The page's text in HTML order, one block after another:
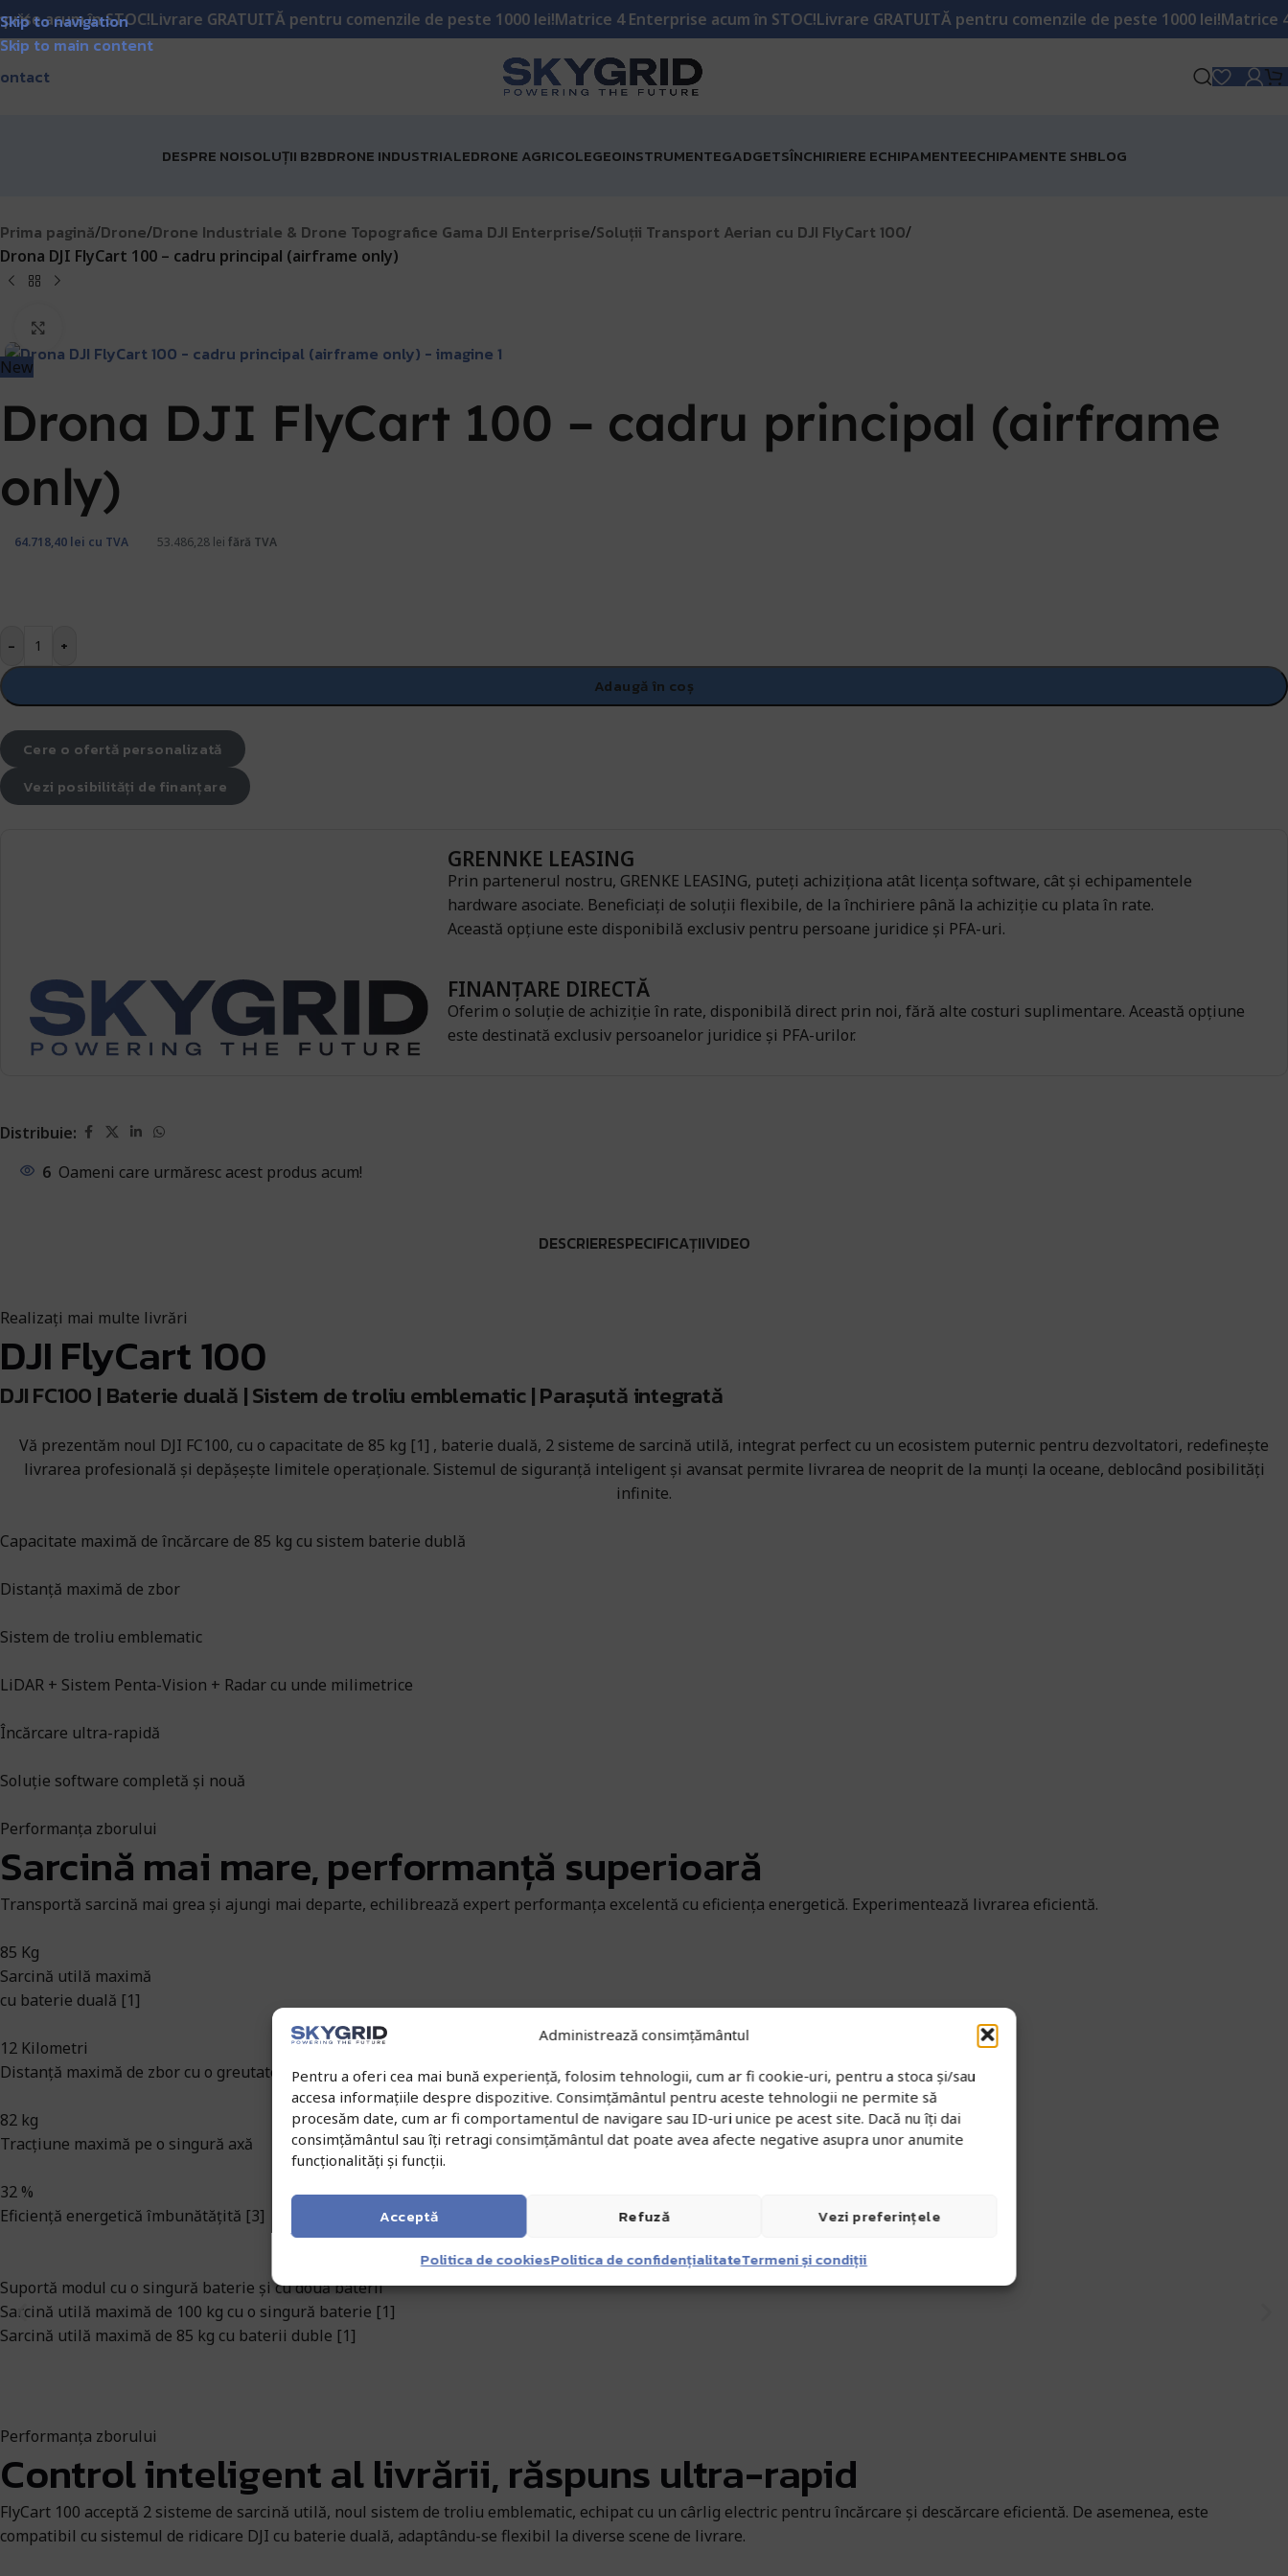
Administrează consimțământul
Pentru a oferi cea mai bună experiență, folosim tehnologii, cum ar fi cookie-uri, pentru a stoca și/sau
accesa informațiile despre dispozitive. Consimțământul pentru aceste tehnologii ne permite să
procesăm date, cum ar fi comportamentul de navigare sau ID-uri unice pe acest site. Dacă nu îți dai
consimțământul sau îți retragi consimțământul dat poate avea afecte negative asupra unor anumite
funcționalități și funcții.
Acceptă Refuză
Vezi preferințele
Politica de cookiesPolitica de confidențialitateTermeni și condiții
Skip to navigation
Skip to main content
GRATUITĂ pentru comenzile de peste 1000 lei!Matrice 4 Enterprise acum în STOC!Livrare GRATUITĂ pentru comenzile de peste 1000 lei!Matrice 4 Enterprise acum în
DESPRE NOISOLUȚII B2BDRONE INDUSTRIALEDRONE AGRICOLEGEOINSTRUMENTEGADGETSÎNCHIRIERE ECHIPAMENTEECHIPAMENTE SHBLOG
Prima pagină/Drone/Drone Industriale & Drone Topografice Gama DJI Enterprise/Soluții Transport Aerian cu DJI FlyCart 100/
Drona DJI FlyCart 100 – cadru principal (airframe only)
New
Drona DJI FlyCart 100 – cadru principal (airframe
only)
53.486,28 lei fără TVA
64.718,40 lei cu TVA
-
+
Adaugă în coș
Cere o ofertă personalizată
Vezi posibilități de finanțare
GRENNKE LEASING
Prin partenerul nostru, GRENKE LEASING, puteți achiziționa atât licența software, cât și echipamentele
hardware asociate. Beneficiați de soluții flexibile, de la închiriere până la achiziție cu plata în rate.
Această opțiune este disponibilă exclusiv pentru persoane juridice și PFA-uri.
FINANȚARE DIRECTĂ
Oferim o soluție de achiziție în rate, disponibilă direct prin noi, fără alte costuri suplimentare. Această opțiune
este destinată exclusiv persoanelor juridice și PFA-urilor.
Distribuie:
6 Oameni care urmăresc acest produs acum!
DESCRIERESPECIFICAȚIIVIDEO
Realizați mai multe livrări
DJI FlyCart 100
DJI FC100 | Baterie duală | Sistem de troliu emblematic | Parașută integrată
Vă prezentăm noul DJI FC100, cu o capacitate de 85 kg [1] , baterie duală, 2 sisteme de sarcină utilă, integrat perfect cu un ecosistem puternic pentru dezvoltatori, redefinește
livrarea profesională și depășește limitele operaționale. Sistemul de siguranță inteligent și avansat permite livrarea de neoprit de la munți la oceane, deblocând posibilități
infinite.
Capacitate maximă de încărcare de 85 kg cu sistem baterie dublă
Distanță maximă de zbor
Sistem de troliu emblematic
LiDAR + Sistem Penta-Vision + Radar cu unde milimetrice
Încărcare ultra-rapidă
Soluție software completă și nouă
Performanța zborului
Sarcină mai mare, performanță superioară
Transportă sarcină mai grea și ajungi mai departe, echilibrează expert performanța excelentă cu eficiența energetică. Experimentează livrarea eficientă.
85 Kg
Sarcină utilă maximă
cu baterie duală [1]
12 Kilometri
Distanță maximă de zbor cu o greutate la decolare de 149,9 kg [2]
82 kg
Tracțiune maximă pe o singură axă
32 %
Eficiență energetică îmbunătățită [3]
Suportă modul cu o singură baterie și cu două baterii
Sarcină utilă maximă de 100 kg cu o singură baterie [1]
Sarcină utilă maximă de 85 kg cu baterii duble [1]
Performanța zborului
Control inteligent al livrării, răspuns ultra-rapid
FlyCart 100 acceptă 2 sisteme de sarcină utilă, noul sistem de troliu emblematic, echipat cu un cârlig electric pentru încărcare și descărcare eficientă. De asemenea, este
compatibil cu sistemul de ridicare DJI cu baterie duală, adaptându-se flexibil la diverse scene de livrare.